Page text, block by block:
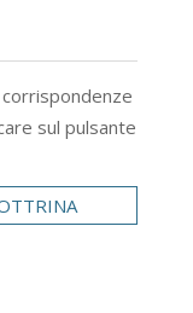
sul pulsante